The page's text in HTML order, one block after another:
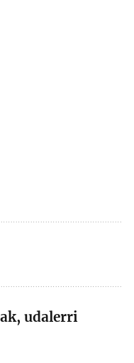
udalerri